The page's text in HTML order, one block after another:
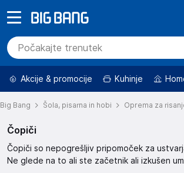
Akcije & promocije Kuhinje
Big Bang Šola, pisarna in hobi Oprema za
Čopiči
Čopiči so nepogrešljiv pripomoček za
Ne glede na to ali ste začetnik ali izkušen